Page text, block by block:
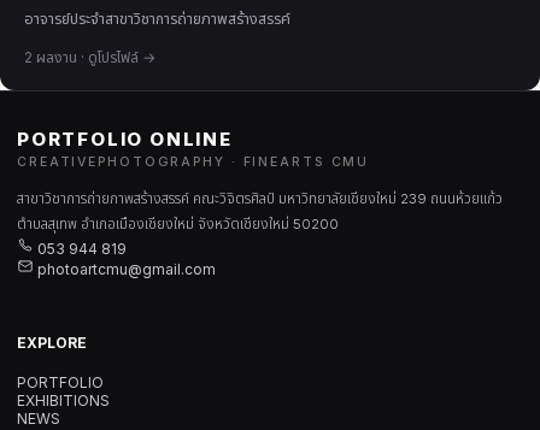
อาจารย์ประจำสาขาวิชาการถ่ายภาพสร้างสรรค์
2 ผลงาน · ดูโปรไฟล์ →
PORTFOLIO ONLINE
CREATIVEPHOTOGRAPHY · FINEARTS CMU
สาขาวิชาการถ่ายภาพสร้างสรรค์ คณะวิจิตรศิลป์ มหาวิทยาลัยเชียงใหม่ 239 ถนนห้วยแก้ว
ตำบลสุเทพ อำเภอเมืองเชียงใหม่ จังหวัดเชียงใหม่ 50200
053 944 819
photoartcmu@gmail.com
EXPLORE
PORTFOLIO
EXHIBITIONS
NEWS